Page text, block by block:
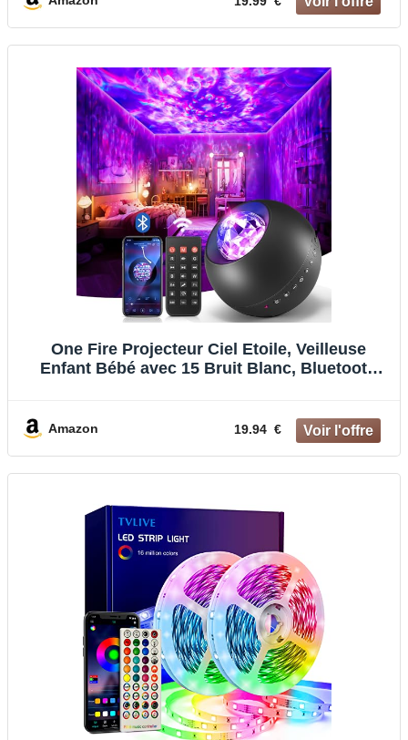
One Fire Projecteur Ciel Etoile, Veilleuse
Enfant Bébé avec 15 Bruit Blanc, Bluetooth
Plafond Projecteur Cadeaux
Amazon 19.94 €